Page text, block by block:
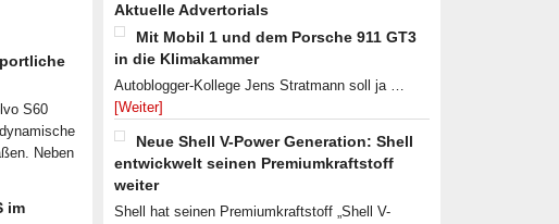
S60
Neben
im
Aktuelle Advertorials
Mit Mobil 1 und dem Porsche 911 GT3
in die Klimakammer
Autoblogger-Kollege Jens Stratmann soll ja …
[Weiter]
Neue Shell V-Power Generation: Shell
entwickwelt seinen Premiumkraftstoff
weiter
Shell hat seinen Premiumkraftstoff „Shell V-